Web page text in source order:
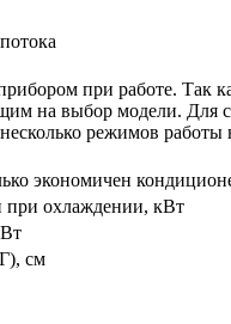
при работе. Так
на выбор модели. Для
режимов
экономичен
при охлаждении, кВт
см